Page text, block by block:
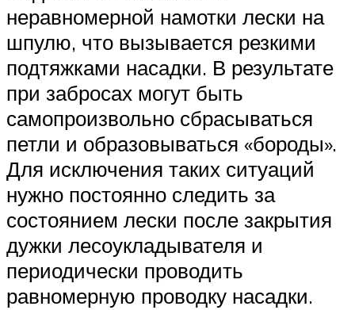
неравномерной намотки лески на
шпулю, что вызывается резкими
подтяжками насадки. В результате
при забросах могут быть
самопроизвольно сбрасываться
петли и образовываться «бороды».
Для исключения таких ситуаций
нужно постоянно следить за
состоянием лески после закрытия
дужки лесоукладывателя и
периодически проводить
равномерную проводку насадки.